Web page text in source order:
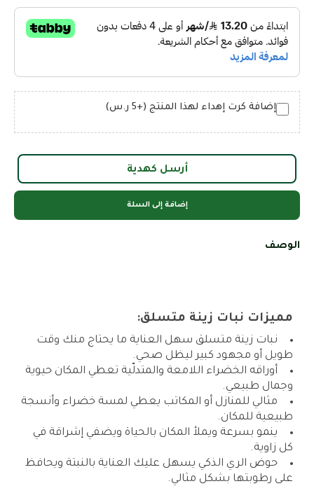
إضافة كرت إهداء لهذا المنتج (+5 ر.س)
إضافة إلى السلة
أرسل كهدية
الوصف
مميزات نبات زينة متسلق:
نبات زينة متسلق سهل العناية ما يحتاج منك وقت
طويل أو مجهود كبير ليظل صحي.
أوراقه الخضراء اللامعة والمتدلّية تعطي المكان حيوية
وجمال طبيعي.
مثالي للمنازل أو المكاتب يعطي لمسة خضراء وأنسجة
طبيعية للمكان.
ينمو بسرعة ويملأ المكان بالحياة ويضفي إشراقة في
كل زاوية.
حوض الري الذكي يسهل عليك العناية بالنبتة ويحافظ
على رطوبتها بشكل مثالي.